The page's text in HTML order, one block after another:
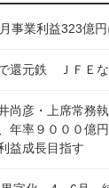
事業利益323億
還元鉄 ＪＦＥ
尚彦・上席常務
年率９０００億
益成長目指す